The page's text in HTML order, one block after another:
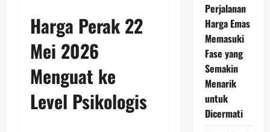
Harga Perak 22
Mei 2026
Menguat ke
Level Psikologis
Perjalanan
Harga Emas
Memasuki
Fase yang
Semakin
Menarik
untuk
Dicermati